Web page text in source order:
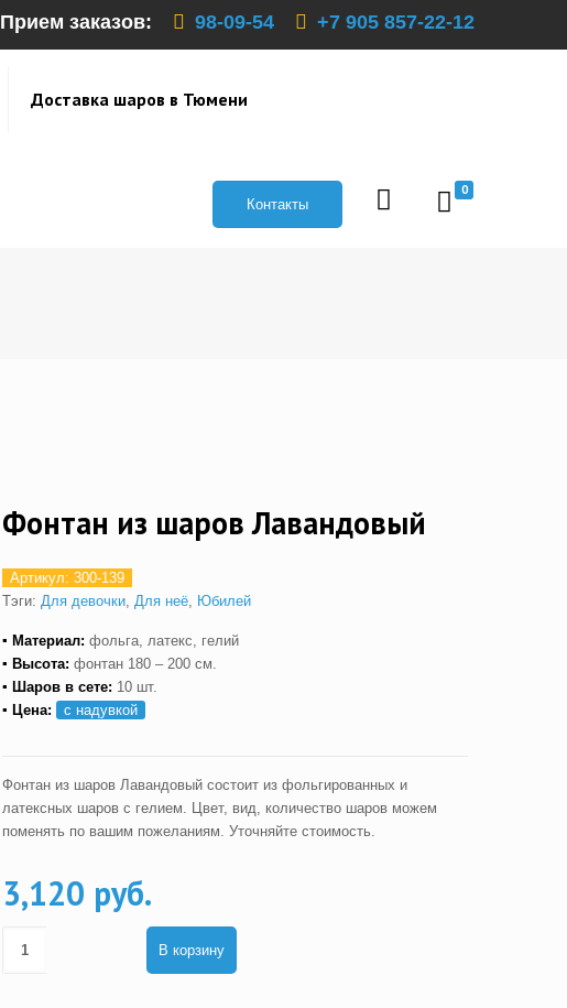
Прием заказов: 98-09-54 +7 905 857-22-12
Доставка шаров в Тюмени
0
Контакты
Фонтан из шаров Лавандовый
Артикул: 300-139
Тэги: Для девочки, Для неё, Юбилей
▪ Материал: фольга, латекс, гелий
▪ Высота: фонтан 180 – 200 см.
▪ Шаров в сете: 10 шт.
▪ Цена:
с надувкой
Фонтан из шаров Лавандовый состоит из фольгированных и
латексных шаров с гелием. Цвет, вид, количество шаров можем
поменять по вашим пожеланиям. Уточняйте стоимость.
3,120 руб.
В корзину